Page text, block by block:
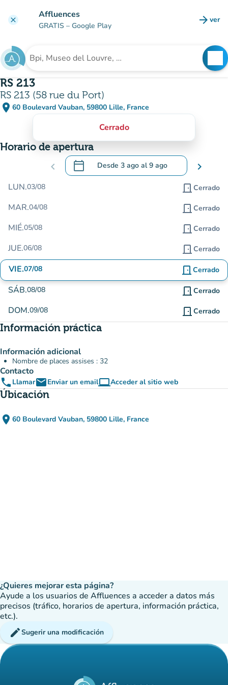
clear Affluences
GRATIS – Google Play arrow_forward ver
Buscar un establecimiento
RS 213
RS 213 (58 rue du Port)
place 60 Boulevard Vauban, 59800 Lille, France
(abrir en Google Maps)
(nueva pestaña)
Cerrado
Horario de apertura
chevron_left calendar_today Desde 3 ago al9 ago
.Abra el calendario para cambiar las
chevron_right
LUN.03/08 door_front Cerrado
MAR.04/08 door_front Cerrado
MIÉ.05/08 door_front Cerrado
JUE.06/08 door_front Cerrado
VIE.07/08 door_front Cerrado
SÁB.08/08 door_front Cerrado
DOM.09/08 door_front Cerrado
Información práctica
Información adicional
Nombre de places assises : 32
Contacto
phone LlamaremailEnviar un emailcomputerAcceder al sitio web
(nueva pestaña)
Úbicación
place 60 Boulevard Vauban, 59800 Lille, France
(abrir en Google Maps)
(nueva pestaña)
¿Quieres mejorar esta página?
Ayude a los usuarios de Affluences a acceder a datos más
precisos (tráfico, horarios de apertura, información práctica,
etc.).
editSugerir una modificación